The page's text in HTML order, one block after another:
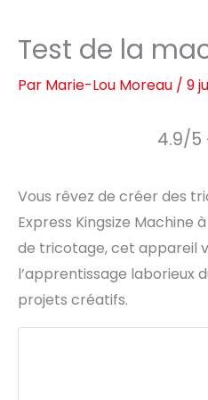
Test de la
Par Marie-Lou Moreau / 9
4.9/5
Vous rêvez de créer des
Express Kingsize
de tricotage, cet appareil
l’apprentissage
projets créatifs.